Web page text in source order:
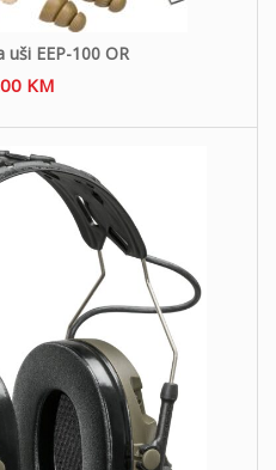
uši EEP-100 OR
KM